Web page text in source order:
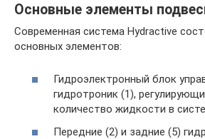
Основные элементы
Современная система Hydractive
основных элементов:
Гидроэлектронный блок
гидротроник (1),
количество жидкости в
Передние (2) и задние (5)